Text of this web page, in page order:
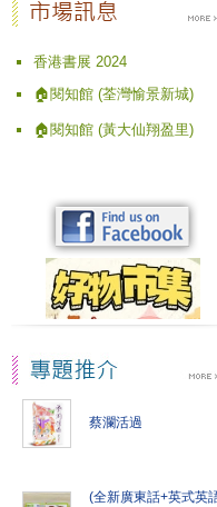
香港書展 2024
🏠閱知館 (荃灣愉景新城)
🏠閱知館 (黃大仙翔盈里)
蔡瀾活過
(全新廣東話+英式英